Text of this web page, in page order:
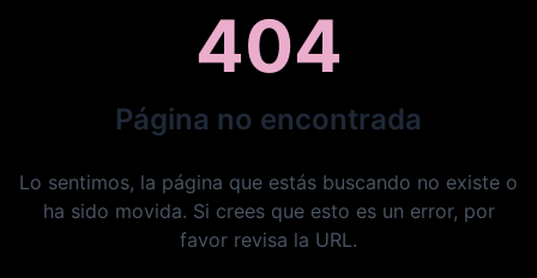
404
Página no encontrada
Lo sentimos, la página que estás buscando no existe o
ha sido movida. Si crees que esto es un error, por
favor revisa la URL.